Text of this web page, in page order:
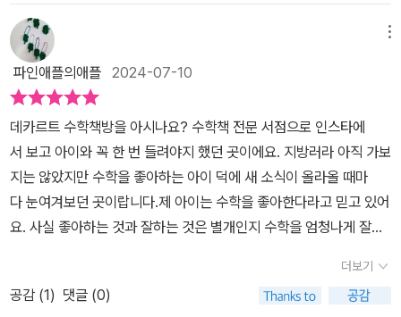
수학책 가이드는 문제없을 것 같아요!!어른에게는 수학의 묘미를 알
려주고아이에게는 수학의 두려움을 없애주는국내 최초 수학책 안내
서수학이 좋아서,수학이 싫어서,수학이 궁금해서데카르트 수학책방
에 찾아온 손님과수학을 사랑하는 책방지기의 첫 번째 이야기보따리.
함께 빠져볼까요?[위 리뷰는 도서를 제공받아 읽고, 솔직하게 작성하
였습니다]#서사원 고맙습니다.
렵다, 어떻게 수학을 좋아할 수 있나 와 같은수학에 대한 오해를 풀고
단순한 연산으로서의 수학이 아니라 수학에 관한 재미를느낄 수 있는
책들을 연령에 맞게 소개해준다.책에 대한 단순한 설명이 아니라책방
에 찾아온 손님들 중에각각의 사연에 맞는 수학책을 추천해 준에피소
드와 함께 수학책을 설명해주고 있어서읽는 재미가 쏠쏠하다. 아! 요
럴 때 그럼 요런 책이 좋겠구나!하며메모해 둔게 끝이 없네🤣🤣아무
래도 우리집 1.2호를 위한 수학책에 무엇이 있을까 관심있게 살펴봤
고수학책의 종류가 이렇게 많다는 사실에책을 읽을 수록 놀람의 연속
이었다.이제라도! 차근차근 이 책들을하나하나 보여주며수학이 어렵
고 외로운 분야가 되지 않길.작가님의 의도처럼 편하게 즐길 수 있길.
기대해봐도 될까... ㅎㅎㅎ 학부모에게 필요한 수학책도 있어서뼛속
까지 문과인 나도! 도전해보고 싶은동기를 마구마구 샘솟게 한다. 👍
파인애플의애플 2024-07-10
데카르트 수학책방을 아시나요? 수학책 전문 서점으로 인스타에
서 보고 아이와 꼭 한 번 들려야지 했던 곳이에요. 지방러라 아직 가보
지는 않았지만 수학을 좋아하는 아이 덕에 새 소식이 올라올 때마
다 눈여겨보던 곳이랍니다.제 아이는 수학을 좋아한다라고 믿고 있어
요. 사실 좋아하는 것과 잘하는 것은 별개인지 수학을 엄청나게 잘하
스로 잘한다고 믿고 있죠. 그런 아이의 꿈을 깨고 싶지 않아 잘한다잘
한다 다독이며 좋아하는 수학책을 제공해 주는 역할을 하고 있어요.
더보기
공감 (1) 댓글 (0)